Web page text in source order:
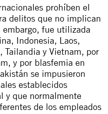
prohíben el
delitos que no implican
embargo, fue utilizada
Indonesia, Laos,
Tailandia y Vietnam, por
y por blasfemia en
se impusieron
establecidos
y que normalmente
de los empleados